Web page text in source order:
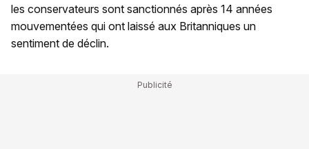
les conservateurs sont sanctionnés après 14 années
mouvementées qui ont laissé aux Britanniques un
sentiment de déclin.